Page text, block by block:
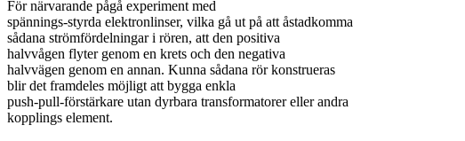
För närvarande pågå experiment med
spännings-styrda elektronlinser, vilka gå ut på att åstadkomma
sådana strömfördelningar i rören, att den positiva
halvvågen flyter genom en krets och den negativa
halvvägen genom en annan. Kunna sådana rör konstrueras
blir det framdeles möjligt att bygga enkla
push-pull-förstärkare utan dyrbara transformatorer eller andra
kopplings element.